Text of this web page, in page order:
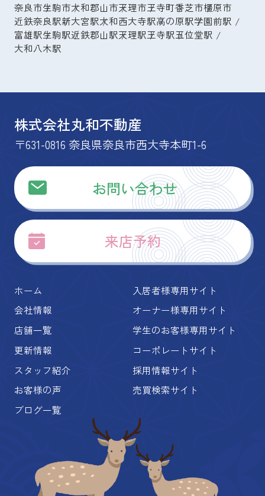
奈良市生駒市大和郡山市天理市王寺町香芝市橿原市
近鉄奈良駅新大宮駅大和西大寺駅高の原駅学園前駅
富雄駅生駒駅近鉄郡山駅天理駅王寺駅五位堂駅
大和八木駅
株式会社丸和不動産
〒631-0816 奈良県奈良市西大寺本町1-6
お問い合わせ
来店予約
ホーム
会社情報
店舗一覧
更新情報
スタッフ紹介
お客様の声
ブログ一覧
入居者様専用サイト
オーナー様専用サイト
学生のお客様専用サイト
コーポレートサイト
採用情報サイト
売買検索サイト